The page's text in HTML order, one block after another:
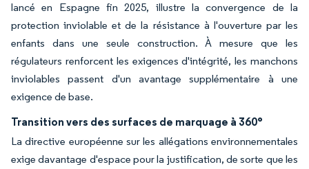
lancé en Espagne fin 2025, illustre la convergence de la
protection inviolable et de la résistance à l'ouverture par les
enfants dans une seule construction. À mesure que les
régulateurs renforcent les exigences d'intégrité, les manchons
inviolables passent d'un avantage supplémentaire à une
exigence de base.
Transition vers des surfaces de marquage à 360°
La directive européenne sur les allégations environnementales
exige davantage d'espace pour la justification, de sorte que les